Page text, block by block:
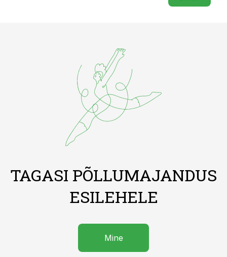
TAGASI PÕLLUMAJANDUS
ESILEHELE
Mine